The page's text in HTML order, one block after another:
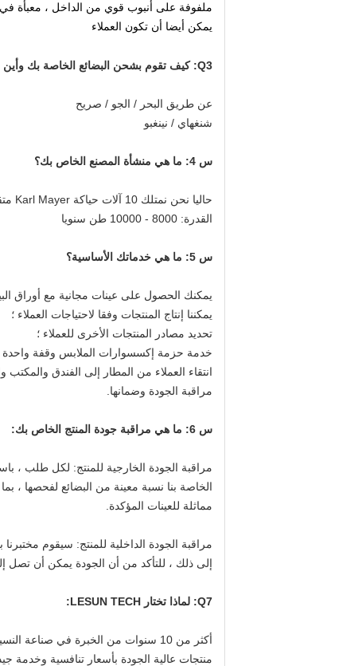
ملفوفة على أنبوب قوي من الداخل ، معبأة
يمكن أيضا أن تكون العملاء
Q3: كيف تقوم بشحن البضائع الخاصة بك وأين ميناء التحميل الخاص بك؟
عن طريق البحر / الجو / صريح
شنغهاي / نينغبو
س 4: ما هي منشأة المصنع الخاص بك؟
حاليا نحن نمتلك 10 آلات حياكة Karl Mayer متقدمة و 10 آلات تزييف شعاع.
القدرة: 8000 - 10000 طن سنويا
س 5: ما هي خدماتك الأساسية؟
يمكنك الحصول على عينات مجانية مع أوراق
يمكننا إنتاج المنتجات وفقا لاحتياجات العملاء ؛
تحديد مصادر المنتجات الأخرى للعملاء ؛
خدمة حزمة إكسسوارات الملابس وقفة واحدة
انتقاء العملاء من المطار إلى الفندق والمكتب
مراقبة الجودة وضمانها.
س 6: ما هي مراقبة جودة المنتج الخاص بك:
مراقبة الجودة الخارجية للمنتج: لكل طلب ،
الخاصة بنا نسبة معينة من البضائع لفحصها ،
مماثلة للعينات المؤكدة.
مراقبة الجودة الداخلية للمنتج: سيقوم
إلى ذلك ، للتأكد من أن الجودة يمكن أن تصل
Q7: لماذا تختار LESUN TECH:
أكثر من 10 سنوات من الخبرة في صناعة النسيج ، فريق مراقبة الجودة المهنية للغاية.
منتجات عالية الجودة بأسعار تنافسية وخدمة